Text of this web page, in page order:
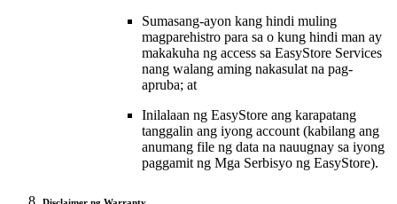
Sumasang-ayon kang hindi muling
magparehistro para sa o kung hindi man ay
makakuha ng access sa EasyStore Services
nang walang aming nakasulat na pag-
apruba; at
Inilalaan ng EasyStore ang karapatang
tanggalin ang iyong account (kabilang ang
anumang file ng data na nauugnay sa iyong
paggamit ng Mga Serbisyo ng EasyStore).